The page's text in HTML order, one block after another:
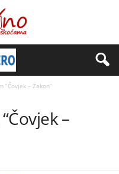
“Čovjek – Zakon”
–